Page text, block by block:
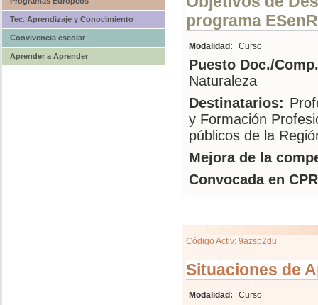
Tec. Aprendizaje y Conocimiento
Convivencia escolar
Aprender a Aprender
programa
Modalidad: Curso
Puesto Doc./
Naturaleza
Destinatarios:
y Formación
públicos de la
Mejora de la
Convocada en
Código Activ: 9azsp2du
Situaciones de
Modalidad: Curso